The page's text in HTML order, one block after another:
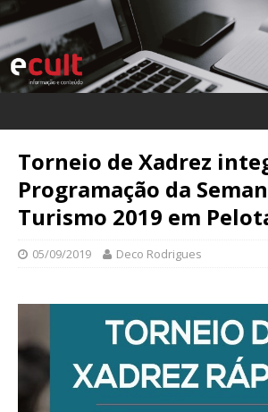
Torneio de Xadrez
Programação da
Turismo 2019 em
05/09/2019 Deco Rodrigues